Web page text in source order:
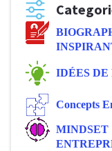
IDÉES DE
Concepts
MINDSET